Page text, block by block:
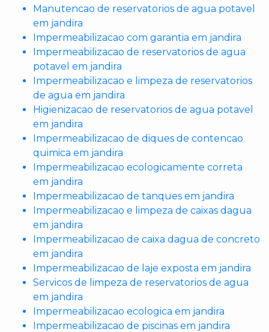
Manutencao de reservatorios de agua potavel
em jandira
Impermeabilizacao com garantia em jandira
Impermeabilizacao de reservatorios de agua
potavel em jandira
Impermeabilizacao e limpeza de reservatorios
de agua em jandira
Higienizacao de reservatorios de agua potavel
em jandira
Impermeabilizacao de diques de contencao
quimica em jandira
Impermeabilizacao ecologicamente correta
em jandira
Impermeabilizacao de tanques em jandira
Impermeabilizacao e limpeza de caixas dagua
em jandira
Impermeabilizacao de caixa dagua de concreto
em jandira
Impermeabilizacao de laje exposta em jandira
Servicos de limpeza de reservatorios de agua
em jandira
Impermeabilizacao ecologica em jandira
Impermeabilizacao de piscinas em jandira